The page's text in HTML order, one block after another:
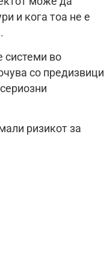
и кога тоа не е
системи во
со предизвици
ризикот за